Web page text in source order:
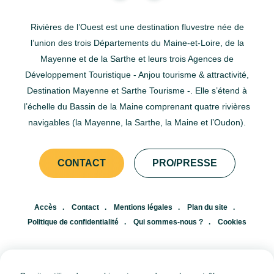
légèrement la Sarthe pour admirer la cité Plantagenêt et sa
muraille gallo-romaine exceptionnellement conservée sous
un angle nouveau. Redescendre la rivière permettra de
passer une ou plusieurs écluses et d’apprécier des berges
plus arborées.&nbsp;&nbsp;&nbsp;&nbsp;Voir cette
publication sur
&amp; Loisirs (@copinesdebonsplans.fr)De quoi faire naître
de nouvelles idées pour vos prochaines vacances ?
FranceTrace ta route : Activités au fil de l'eau entre Angers et
Rivières de l’Ouest est une destination fluvestre née de
l’union des trois Départements du Maine-et-Loire, de la
Mayenne et de la Sarthe et leurs trois Agences de
Développement Touristique - Anjou tourisme & attractivité,
Destination Mayenne et Sarthe Tourisme -. Elle s’étend à
l’échelle du Bassin de la Maine comprenant quatre rivières
navigables (la Mayenne, la Sarthe, la Maine et l’Oudon).
CONTACT PRO/PRESSE
Accès Contact Mentions légales
Plan du site
Politique de confidentialité
Qui sommes-nous ? Cookies